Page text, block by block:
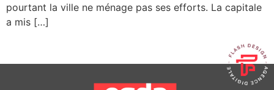
pourtant la ville ne ménage pas ses efforts. La capitale
a mis […]